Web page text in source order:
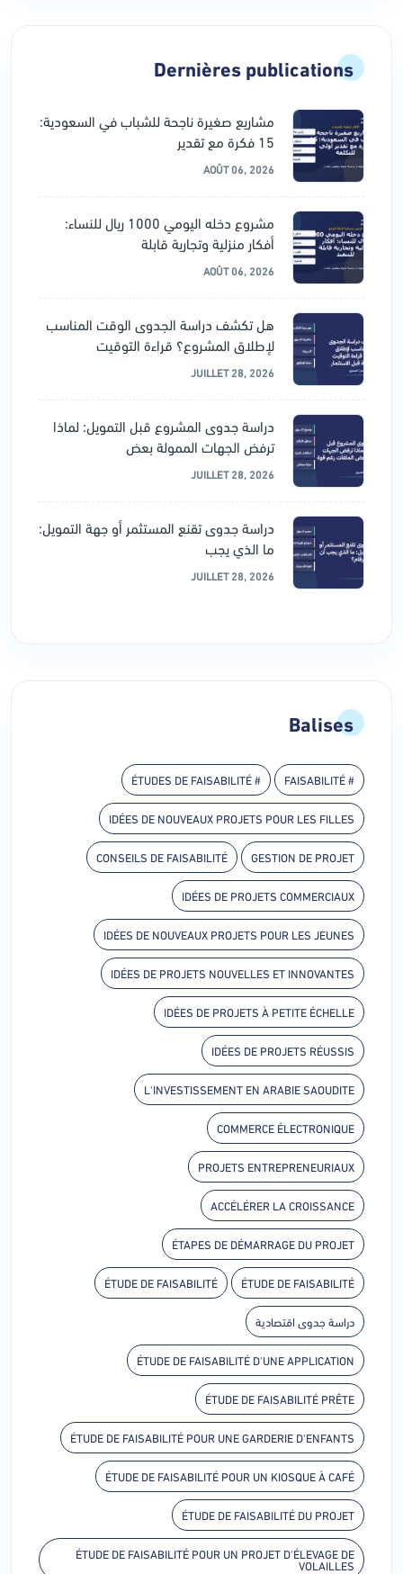
Dernières publications
مشاريع صغيرة ناجحة للشباب في السعودية:
15 فكرة مع تقدير
AOÛT 06, 2026
مشروع دخله اليومي 1000 ريال للنساء:
أفكار منزلية وتجارية قابلة
AOÛT 06, 2026
هل تكشف دراسة الجدوى الوقت المناسب
لإطلاق المشروع؟ قراءة التوقيت
JUILLET 28, 2026
دراسة جدوى المشروع قبل التمويل: لماذا
ترفض الجهات الممولة بعض
JUILLET 28, 2026
دراسة جدوى تقنع المستثمر أو جهة التمويل:
ما الذي يجب
JUILLET 28, 2026
Balises
# FAISABILITÉ
# ÉTUDES DE FAISABILITÉ
IDÉES DE NOUVEAUX PROJETS POUR LES FILLES
GESTION DE PROJET
CONSEILS DE FAISABILITÉ
IDÉES DE PROJETS COMMERCIAUX
IDÉES DE NOUVEAUX PROJETS POUR LES JEUNES
IDÉES DE PROJETS NOUVELLES ET INNOVANTES
IDÉES DE PROJETS À PETITE ÉCHELLE
IDÉES DE PROJETS RÉUSSIS
L'INVESTISSEMENT EN ARABIE SAOUDITE
COMMERCE ÉLECTRONIQUE
PROJETS ENTREPRENEURIAUX
ACCÉLÉRER LA CROISSANCE
ÉTAPES DE DÉMARRAGE DU PROJET
ÉTUDE DE FAISABILITÉ
ÉTUDE DE FAISABILITÉ
دراسة جدوى اقتصادية
ÉTUDE DE FAISABILITÉ D'UNE APPLICATION
ÉTUDE DE FAISABILITÉ PRÊTE
ÉTUDE DE FAISABILITÉ POUR UNE GARDERIE D'ENFANTS
ÉTUDE DE FAISABILITÉ POUR UN KIOSQUE À CAFÉ
ÉTUDE DE FAISABILITÉ DU PROJET
ÉTUDE DE FAISABILITÉ POUR UN PROJET D'ÉLEVAGE DE
VOLAILLES